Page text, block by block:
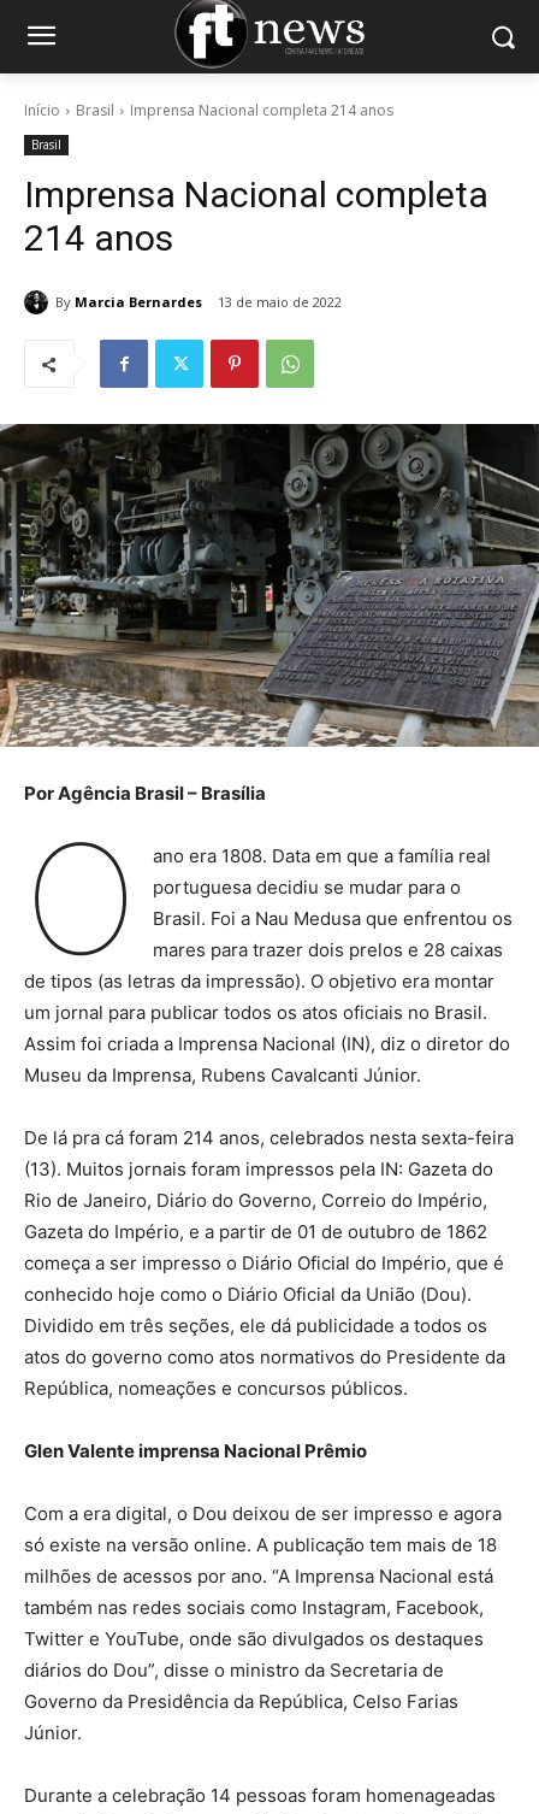
Início Brasil Imprensa Nacional completa 214 anos
Brasil
Imprensa Nacional completa
214 anos
By Marcia Bernardes 13 de maio de 2022
Por Agência Brasil – Brasília
O
ano era 1808. Data em que a família real
portuguesa decidiu se mudar para o
Brasil. Foi a Nau Medusa que enfrentou os
mares para trazer dois prelos e 28 caixas
de tipos (as letras da impressão). O objetivo era montar
um jornal para publicar todos os atos oficiais no Brasil.
Assim foi criada a Imprensa Nacional (IN), diz o diretor do
Museu da Imprensa, Rubens Cavalcanti Júnior.
De lá pra cá foram 214 anos, celebrados nesta sexta-feira
(13). Muitos jornais foram impressos pela IN: Gazeta do
Rio de Janeiro, Diário do Governo, Correio do Império,
Gazeta do Império, e a partir de 01 de outubro de 1862
começa a ser impresso o Diário Oficial do Império, que é
conhecido hoje como o Diário Oficial da União (Dou).
Dividido em três seções, ele dá publicidade a todos os
atos do governo como atos normativos do Presidente da
República, nomeações e concursos públicos.
Glen Valente imprensa Nacional Prêmio
Com a era digital, o Dou deixou de ser impresso e agora
só existe na versão online. A publicação tem mais de 18
milhões de acessos por ano. “A Imprensa Nacional está
também nas redes sociais como Instagram, Facebook,
Twitter e YouTube, onde são divulgados os destaques
diários do Dou”, disse o ministro da Secretaria de
Governo da Presidência da República, Celso Farias
Júnior.
Durante a celebração 14 pessoas foram homenageadas